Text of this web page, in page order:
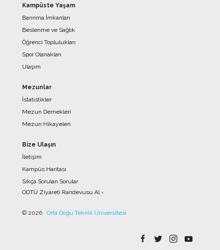
Kampüste Yaşam
Barınma İmkanları
Beslenme ve Sağlık
Öğrenci Toplulukları
Spor Olanakları
Ulaşım
Mezunlar
İstatistikler
Mezun Dernekleri
Mezun Hikayeleri
Bize Ulaşın
İletişim
Kampüs Haritası
Sıkça Sorulan Sorular
ODTÜ Ziyareti Randevusu Al ›
© 2026 · Orta Doğu Teknik Üniversitesi